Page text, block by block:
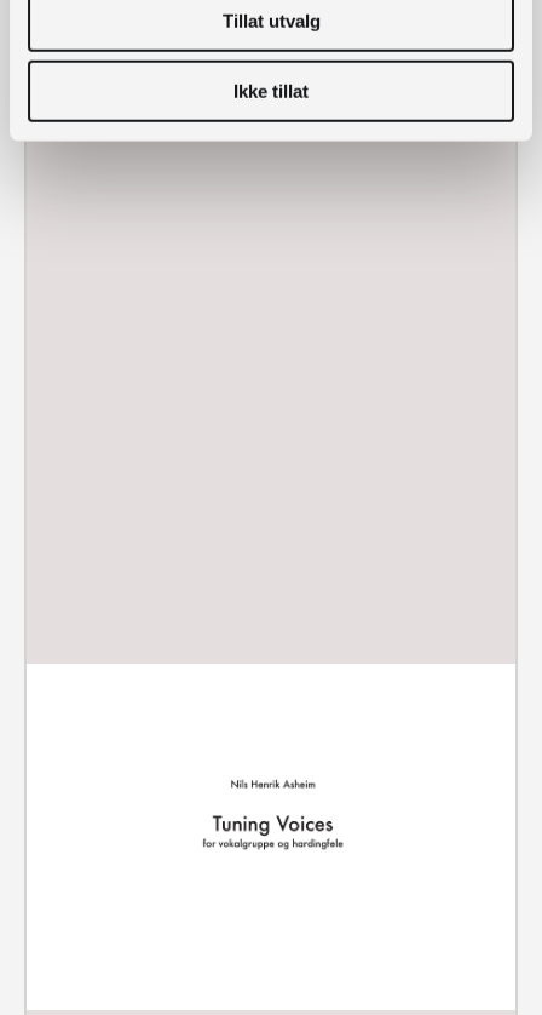
Tillat utvalg
Ikke tillat
Kardemommeby)
for 4 alter og
piccolofløyte, op. 191